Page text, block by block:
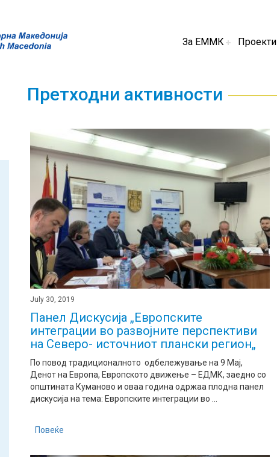
За ЕММК Проекти
Претходни активности
July 30, 2019
Панел Дискусија „Европските
интеграции во развојните перспективи
на Северо- источниот плански регион„
По повод традиционалното одбележување на 9 Мај,
Денот на Европа, Европското движење – ЕДМК, заедно со
општината Куманово и оваа година одржаа плодна панел
дискусија на тема: Европските интеграции во ...
Повеќе